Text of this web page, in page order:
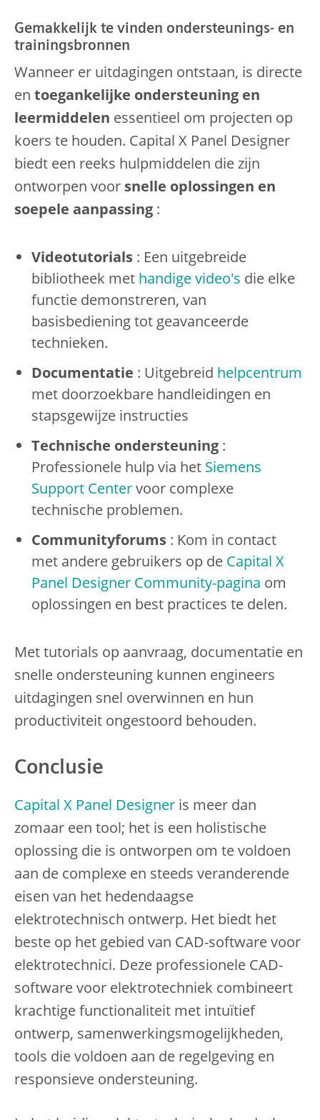
Gemakkelijk te vinden ondersteunings- en
trainingsbronnen
Wanneer er uitdagingen ontstaan, is directe
en toegankelijke ondersteuning en
leermiddelen essentieel om projecten op
koers te houden. Capital X Panel Designer
biedt een reeks hulpmiddelen die zijn
ontworpen voor snelle oplossingen en
soepele aanpassing :
Videotutorials : Een uitgebreide
bibliotheek met handige video's die elke
functie demonstreren, van
basisbediening tot geavanceerde
technieken.
Documentatie : Uitgebreid helpcentrum
met doorzoekbare handleidingen en
stapsgewijze instructies
Technische ondersteuning :
Professionele hulp via het Siemens
Support Centervoor complexe
technische problemen.
Communityforums : Kom in contact
met andere gebruikers op de Capital X
Panel Designer Community-pagina om
oplossingen en best practices te delen.
Met tutorials op aanvraag, documentatie en
snelle ondersteuning kunnen engineers
uitdagingen snel overwinnen en hun
productiviteit ongestoord behouden.
Conclusie
Capital X Panel Designer is meer dan
zomaar een tool; het is een holistische
oplossing die is ontworpen om te voldoen
aan de complexe en steeds veranderende
eisen van het hedendaagse
elektrotechnisch ontwerp. Het biedt het
beste op het gebied van CAD-software voor
elektrotechnici. Deze professionele CAD-
software voor elektrotechniek combineert
krachtige functionaliteit met intuïtief
ontwerp, samenwerkingsmogelijkheden,
tools die voldoen aan de regelgeving en
responsieve ondersteuning.